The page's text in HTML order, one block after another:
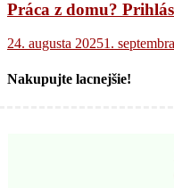
Práca z domu?
24. augusta 20251.
Nakupujte lacnejšie!